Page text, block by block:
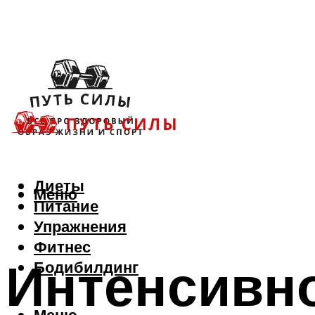
Диеты
Питание
Упражнения
Фитнес
Бодибилдинг
Меню